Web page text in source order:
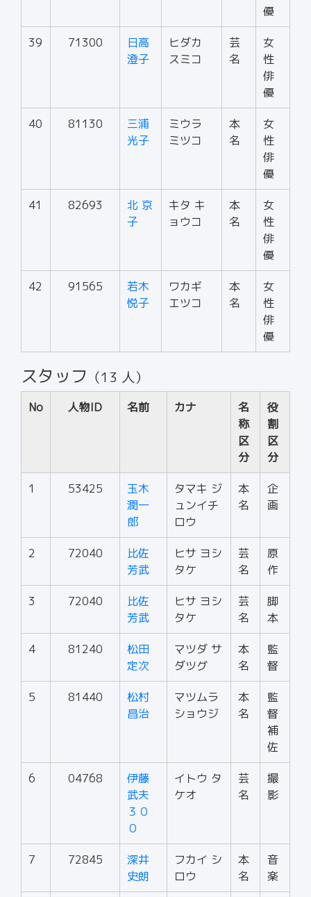
優
39 71300
日高
澄子
ヒダカ
スミコ
芸
名
女
性
俳
優
40 81130
三浦
光子
ミウラ
ミツコ
本
名
女
性
俳
優
41 82693
北 京
子
キタ キ
ョウコ
本
名
女
性
俳
優
42 91565
若木
悦子
ワカギ
エツコ
本
名
女
性
俳
優
スタッフ （13 人）
No 人物ID 名前 カナ
名
称
区
分
役
割
区
分
1 53425
玉木
潤一
郎
タマキ ジ
ュンイチ
ロウ
本
名
企
画
2 72040
比佐
芳武
ヒサ ヨシ
タケ
芸
名
原
作
3 72040
比佐
芳武
ヒサ ヨシ
タケ
芸
名
脚
本
4 81240
松田
定次
マツダ サ
ダツグ
本
名
監
督
5 81440
松村
昌治
マツムラ
ショウジ
本
名
監
督
補
佐
6 04768
伊藤
武夫
３０
０
イトウ タ
ケオ
芸
名
撮
影
7 72845
深井
史朗
フカイ シ
ロウ
本
名
音
楽